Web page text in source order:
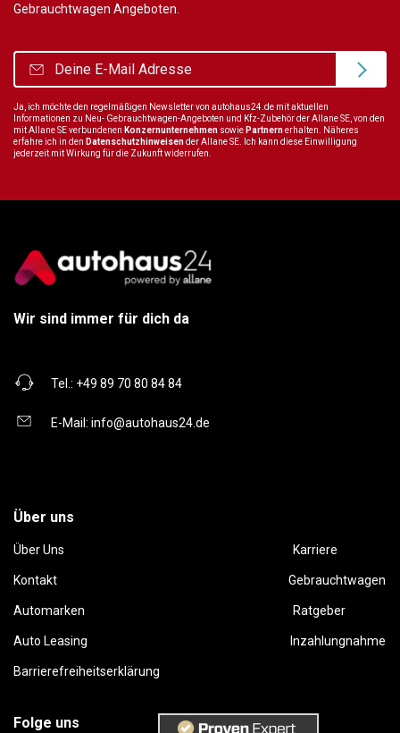
Gebrauchtwagen Angeboten.
Ja, ich möchte den regelmäßigen Newsletter von autohaus24.de mit aktuellen
Informationen zu Neu- Gebrauchtwagen-Angeboten und Kfz-Zubehör der Allane SE, von den
mit Allane SE verbundenen Konzernunternehmen sowie Partnernerhalten. Näheres
erfahre ich in den Datenschutzhinweisender Allane SE. Ich kann diese Einwilligung
jederzeit mit Wirkung für die Zukunft widerrufen.
Wir sind immer für dich da
Tel.: +49 89 70 80 84 84
E-Mail: info@autohaus24.de
Über uns
Über Uns Karriere
Kontakt Gebrauchtwagen
Automarken Ratgeber
Auto Leasing Inzahlungnahme
Barrierefreiheitserklärung
Folge uns